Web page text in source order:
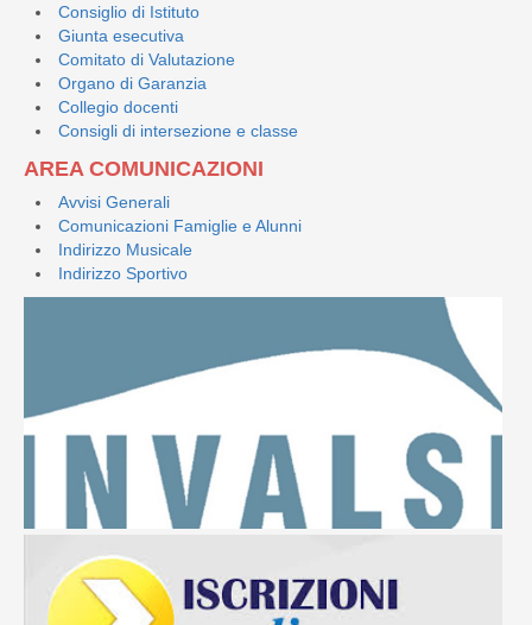
Consiglio di Istituto
Giunta esecutiva
Comitato di Valutazione
Organo di Garanzia
Collegio docenti
Consigli di intersezione e classe
AREA COMUNICAZIONI
Avvisi Generali
Comunicazioni Famiglie e Alunni
Indirizzo Musicale
Indirizzo Sportivo